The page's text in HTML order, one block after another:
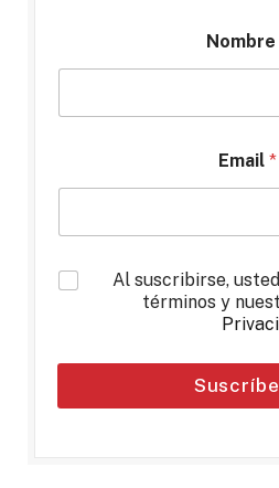
Nombre
Email *
*
Al suscribirse,
términos y